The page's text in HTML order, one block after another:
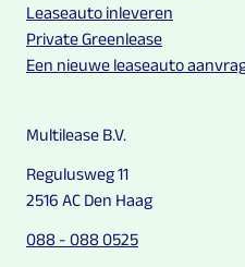
Leaseauto inleveren
Private Greenlease
Een nieuwe leaseauto
Multilease B.V.
Regulusweg 11
2516 AC Den Haag
088 - 088 0525